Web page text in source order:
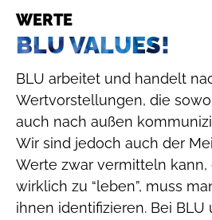
WERTE
BLU VALUES!
BLU arbeitet und handelt
Wertvorstellungen, die
auch nach außen
Wir sind jedoch auch der
Werte zwar vermitteln
wirklich zu “leben”, muss
ihnen identifizieren. Bei